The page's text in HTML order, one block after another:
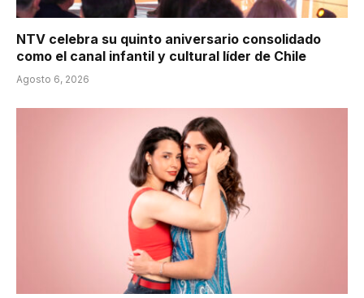
NTV celebra su quinto aniversario consolidado
como el canal infantil y cultural líder de Chile
Agosto 6, 2026